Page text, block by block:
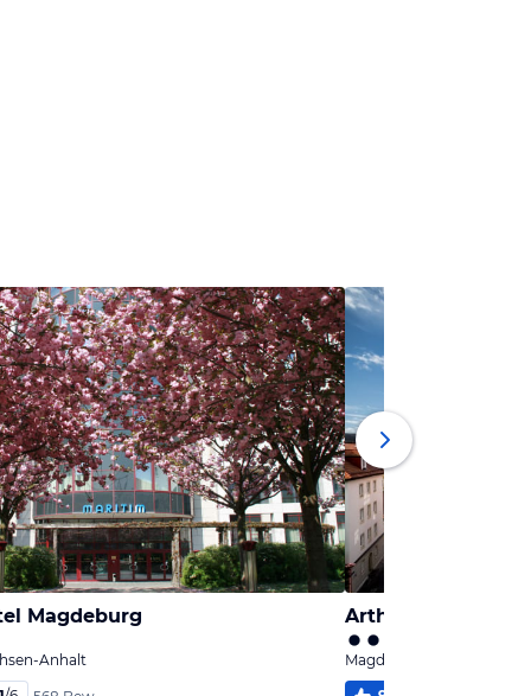
Magdeburg
Anhalt
Arthotel
Magdeburg, Sachsen-